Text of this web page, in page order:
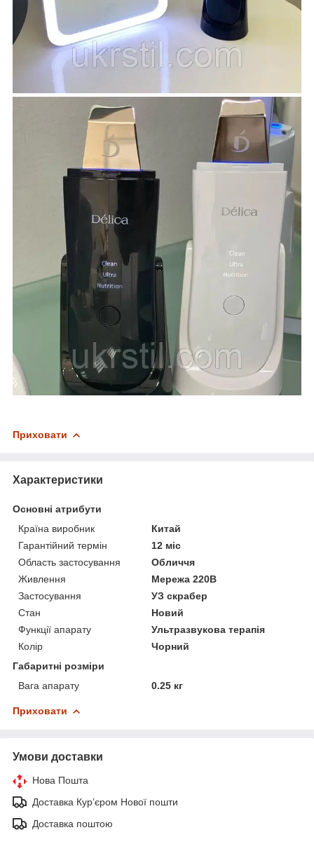
Приховати
Характеристики
Основні атрибути
Країна виробник
Китай
Гарантійний термін
12 міс
Область застосування
Обличчя
Живлення
Мережа 220В
Застосування
УЗ скрабер
Стан
Новий
Функції апарату
Ультразвукова терапія
Колір
Чорний
Габаритні розміри
Вага апарату
0.25 кг
Приховати
Умови доставки
Нова Пошта
Доставка Курʼєром Нової пошти
Доставка поштою